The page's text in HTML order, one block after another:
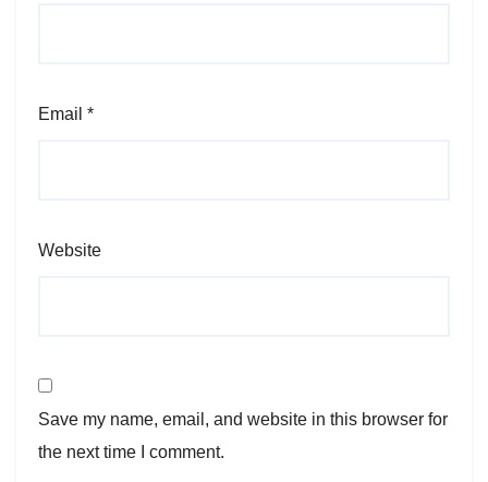
Email *
Website
Save my name, email, and website in this browser for
the next time I comment.